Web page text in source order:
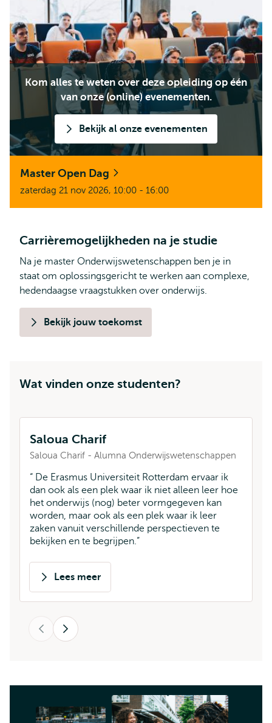
Kom alles te weten over deze opleiding op één
van onze (online) evenementen.
Bekijk al onze evenementen
Master Open Dag
zaterdag 21 nov 2026, 10:00 - 16:00
Carrièremogelijkheden na je studie
Na je master Onderwijswetenschappen ben je in
staat om oplossingsgericht te werken aan complexe,
hedendaagse vraagstukken over onderwijs.
Bekijk jouw toekomst
Wat vinden onze studenten?
Saloua Charif
Saloua Charif - Alumna Onderwijswetenschappen
De Erasmus Universiteit Rotterdam ervaar ik
dan ook als een plek waar ik niet alleen leer hoe
het onderwijs (nog) beter vormgegeven kan
worden, maar ook als een plek waar ik leer
zaken vanuit verschillende perspectieven te
bekijken en te begrijpen.
Lees meer
over
Volgende